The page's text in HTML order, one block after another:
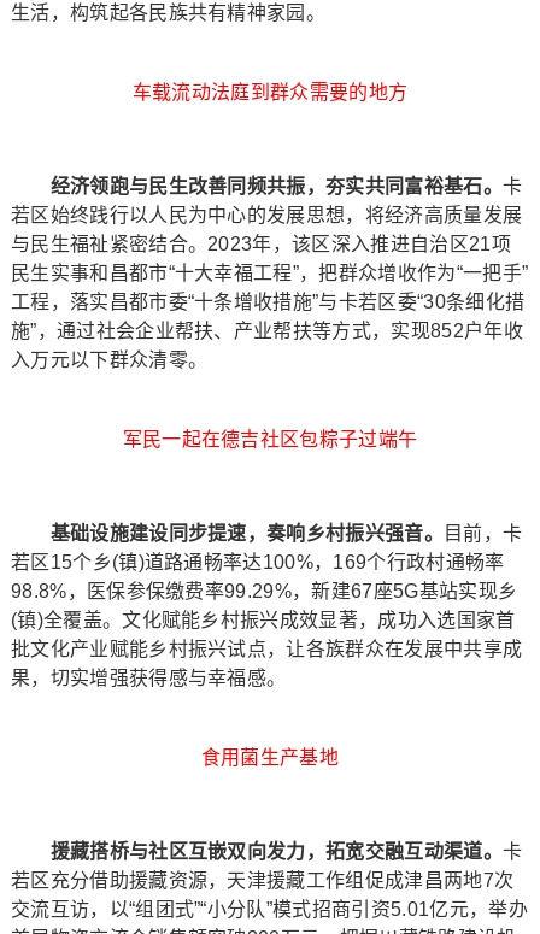
生活，构筑起各民族共有精神家园。
车载流动法庭到群众需要的地方
经济领跑与民生改善同频共振，夯实共同富裕基石。 卡
若区始终践行以人民为中心的发展思想，将经济高质量发展
与民生福祉紧密结合。2023年，该区深入推进自治区21项
民生实事和昌都市“十大幸福工程”，把群众增收作为“一把手”
工程，落实昌都市委“十条增收措施”与卡若区委“30条细化措
施”，通过社会企业帮扶、产业帮扶等方式，实现852户年收
入万元以下群众清零。
军民一起在德吉社区包粽子过端午
基础设施建设同步提速，奏响乡村振兴强音。
目前，卡
若区15个乡(镇)道路通畅率达100%，169个行政村通畅率
98.8%，医保参保缴费率99.29%，新建67座5G基站实现乡
(镇)全覆盖。文化赋能乡村振兴成效显著，成功入选国家首
批文化产业赋能乡村振兴试点，让各族群众在发展中共享成
果，切实增强获得感与幸福感。
食用菌生产基地
援藏搭桥与社区互嵌双向发力，拓宽交融互动渠道。 卡
若区充分借助援藏资源，天津援藏工作组促成津昌两地7次
交流互访，以“组团式”“小分队”模式招商引资5.01亿元，举办